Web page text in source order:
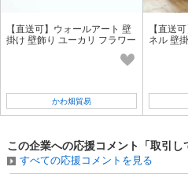
【直送可】ウォールアート 壁
掛け 壁飾り ユーカリ フラワー
かわ畑貿易
【直送
ネル 壁
この企業への応援コメント「取引し
すべての応援コメントを見る